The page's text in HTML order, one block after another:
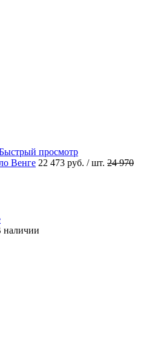
просмотр
Венге 22 473 руб. / шт. 24 970
наличии